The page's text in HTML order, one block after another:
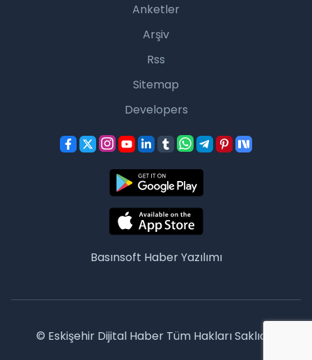
Anketler
Arşiv
Rss
Sitemap
Developers
Basınsoft Haber Yazılımı
© Eskişehir Dijital Haber Tüm Hakları Saklıdır.